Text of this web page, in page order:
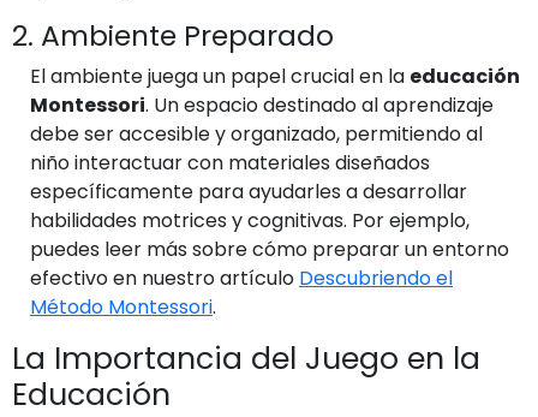
2. Ambiente Preparado
El ambiente juega un papel crucial en la educación
Montessori. Un espacio destinado al aprendizaje
debe ser accesible y organizado, permitiendo al
niño interactuar con materiales diseñados
específicamente para ayudarles a desarrollar
habilidades motrices y cognitivas. Por ejemplo,
puedes leer más sobre cómo preparar un entorno
efectivo en nuestro artículo Descubriendo el
Método Montessori.
La Importancia del Juego en la
Educación